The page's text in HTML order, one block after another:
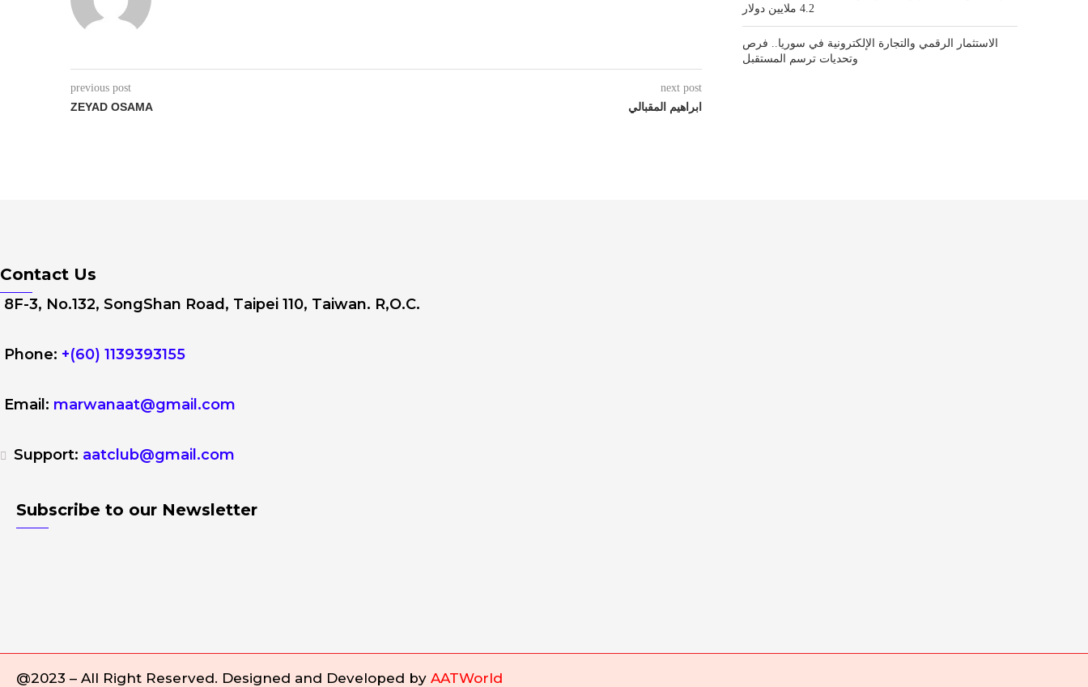
previous post
ZEYAD OSAMA
next post
ابراهيم المقبالي
4.2 ملايين دولار
الاستثمار الرقمي والتجارة الإلكترونية في سوريا.. فرص
وتحديات ترسم المستقبل
Contact Us
8F-3, No.132, SongShan Road, Taipei 110, Taiwan. R,O.C.
Phone: +(60) 1139393155
Email: marwanaat@gmail.com
Support: aatclub@gmail.com
Subscribe to our Newsletter
@2023 – All Right Reserved. Designed and Developed by AATWorld